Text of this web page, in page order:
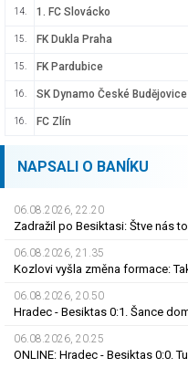
14. 1. FC Slovácko
15. FK Dukla Praha
15. FK Pardubice
16. SK Dynamo České Budějovice
16. FC Zlín
NAPSALI O BANÍKU
06.08.2026, 22.20
06.08.2026, 21.35
06.08.2026, 20.50
06.08.2026, 20.25